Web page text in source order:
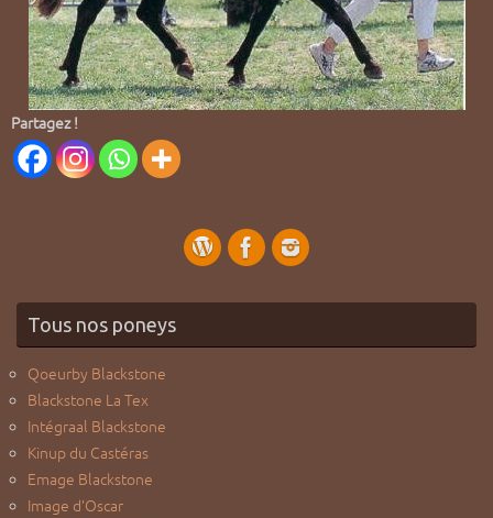
Partagez !
Tous nos poneys
Qoeurby Blackstone
Blackstone La Tex
Intégraal Blackstone
Kinup du Castéras
Emage Blackstone
Image d’Oscar